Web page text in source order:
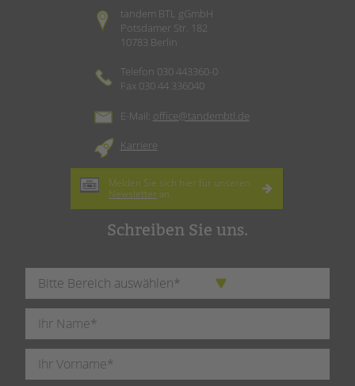
tandem BTL gGmbH
Potsdamer Str. 182
10783 Berlin
Telefon 030 443360-0
Fax 030 44 336040
E-Mail: office@tandembtl.de
Karriere
Melden Sie sich hier für unseren
Newsletter an.
Schreiben Sie uns.